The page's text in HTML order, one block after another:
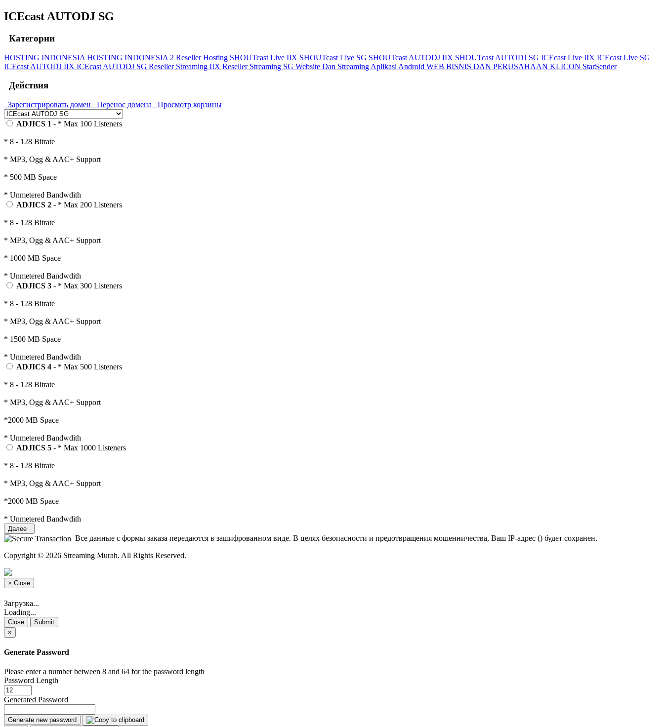
ICEcast AUTODJ SG
Категории
HOSTING INDONESIA HOSTING INDONESIA 2 Reseller Hosting SHOUTcast Live IIX SHOUTcast Live SG SHOUTcast AUTODJ IIX SHOUTcast AUTODJ SG ICEcast Live IIX ICEcast Live SG
ICEcast AUTODJ IIX ICEcast AUTODJ SG Reseller Streaming IIX Reseller Streaming SG Website Dan Streaming Aplikasi Android WEB BISNIS DAN PERUSAHAAN KLICON StarSender
Действия
Зарегистрировать домен Перенос домена Просмотр корзины
ADJICS 1 - * Max 100 Listeners
* 8 - 128 Bitrate
* MP3, Ogg & AAC+ Support
* 500 MB Space
* Unmetered Bandwdith
ADJICS 2 - * Max 200 Listeners
* 8 - 128 Bitrate
* MP3, Ogg & AAC+ Support
* 1000 MB Space
* Unmetered Bandwdith
ADJICS 3 - * Max 300 Listeners
* 8 - 128 Bitrate
* MP3, Ogg & AAC+ Support
* 1500 MB Space
* Unmetered Bandwdith
ADJICS 4 - * Max 500 Listeners
* 8 - 128 Bitrate
* MP3, Ogg & AAC+ Support
*2000 MB Space
* Unmetered Bandwdith
ADJICS 5 - * Max 1000 Listeners
* 8 - 128 Bitrate
* MP3, Ogg & AAC+ Support
*2000 MB Space
* Unmetered Bandwdith
Далее
Все данные с формы заказа передаются в зашифрованном виде. В целях безопасности и предотвращения мошенничества, Ваш IP-адрес () будет сохранен.
Copyright © 2026 Streaming Murah. All Rights Reserved.
× Close
Загрузка...
Loading...
Close
Submit
×
Generate Password
Please enter a number between 8 and 64 for the password length
Password Length
Generated Password
Generate new password